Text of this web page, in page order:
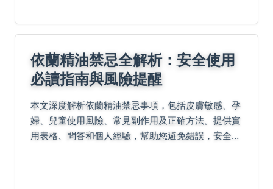
依蘭精油禁忌全解析：安全使用
必讀指南與風險提醒
本文深度解析依蘭精油禁忌事項，包括皮膚敏感、孕
婦、兒童使用風險、常見副作用及正確方法。提供實
用表格、問答和個人經驗，幫助您避免錯誤，安全享